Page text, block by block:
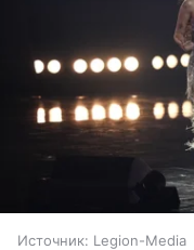
Источник: Legion-Media